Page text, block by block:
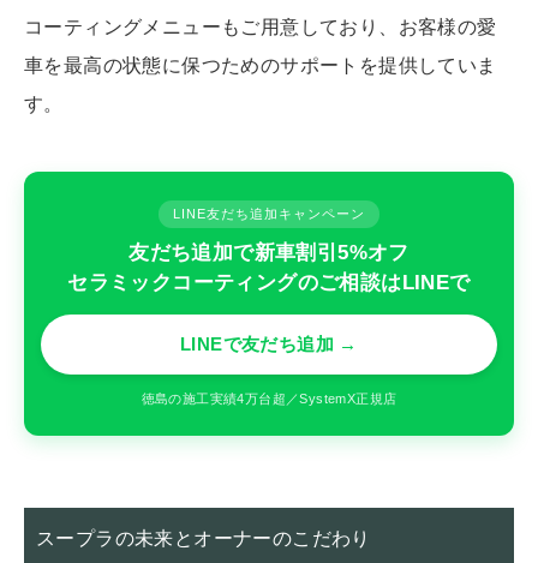
コーティングメニューもご用意しており、お客様の愛
車を最高の状態に保つためのサポートを提供していま
す。
LINE友だち追加キャンペーン
友だち追加で新車割引5%オフ
セラミックコーティングのご相談はLINEで
LINEで友だち追加 →
徳島の施工実績4万台超／SystemX正規店
スープラの未来とオーナーのこだわり